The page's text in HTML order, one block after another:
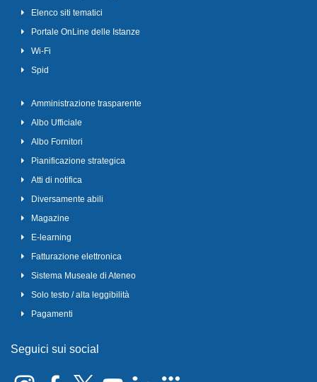
Elenco siti tematici
Portale OnLine delle Istanze
Wi-Fi
Spid
Amministrazione trasparente
Albo Ufficiale
Albo Fornitori
Pianificazione strategica
Atti di notifica
Diversamente abili
Magazine
E-learning
Fatturazione elettronica
Sistema Museale di Ateneo
Solo testo / alta leggibilità
Pagamenti
Seguici sui social